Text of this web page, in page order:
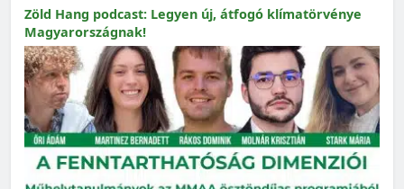
Zöld Hang podcast: Legyen új, átfogó klímatörvénye
Magyarországnak!